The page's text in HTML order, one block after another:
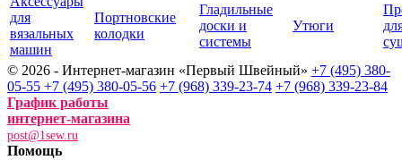
для
вязальных
машин
Портновские
колодки
Гладильные
доски и
системы
Утюги
© 2026 - Интернет-магазин «Первый Швейный» +7 (495) 380-
05-55 +7 (495) 380-05-56 +7 (968) 339-23-74 +7 (968) 339-23-84
График работы
интернет-магазина
post@1sew.ru
Помощь